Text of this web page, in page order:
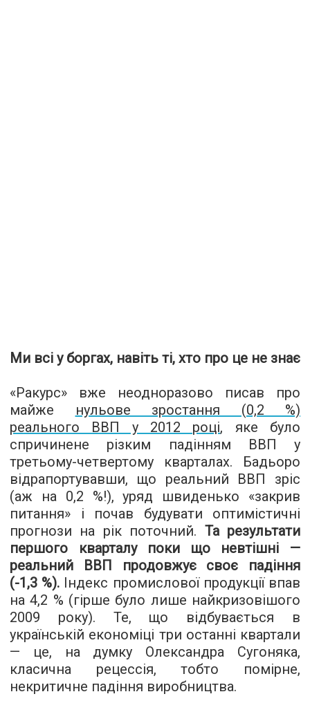
Ми всі у боргах, навіть ті, хто про це не знає
«Ракурс» вже неодноразово писав про
майже
нульове зростання (0,2 %)
реального ВВП у 2012 році, яке було
спричинене різким падінням ВВП у
третьому-четвертому кварталах. Бадьоро
відрапортувавши, що реальний ВВП зріс
(аж на 0,2 %!), уряд швиденько «закрив
питання» і почав будувати оптимістичні
прогнози на рік поточний. Та результати
першого кварталу поки що невтішні —
реальний ВВП продовжує своє падіння
(-1,3 %). Індекс промислової продукції впав
на 4,2 % (гірше було лише найкризовішого
2009 року). Те, що відбувається в
українській економіці три останні квартали
— це, на думку Олександра Сугоняка,
класична рецессія, тобто помірне,
некритичне падіння виробництва.